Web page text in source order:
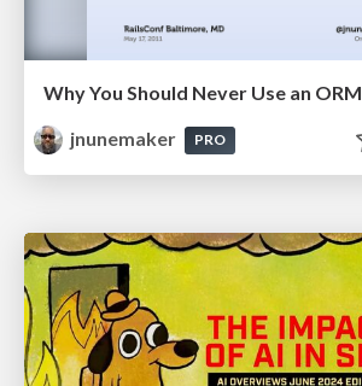
Why You Should Never Use an ORM
jnunemaker
PRO